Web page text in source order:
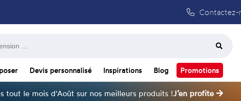
Contactez-
Devis personnalisé Inspirations Blog Promotions
tout le mois d'Août sur nos meilleurs produits !J’en profite